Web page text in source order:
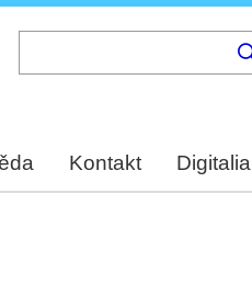
Kontakt Digitalia